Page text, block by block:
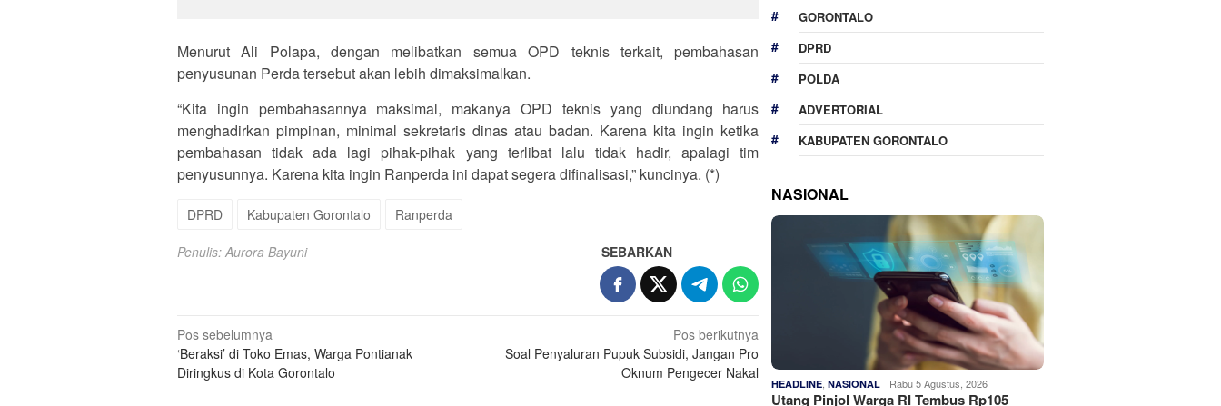
Menurut Ali Polapa, dengan melibatkan semua OPD teknis terkait, pembahasan
penyusunan Perda tersebut akan lebih dimaksimalkan.
“Kita ingin pembahasannya maksimal, makanya OPD teknis yang diundang harus
menghadirkan pimpinan, minimal sekretaris dinas atau badan. Karena kita ingin ketika
pembahasan tidak ada lagi pihak-pihak yang terlibat lalu tidak hadir, apalagi tim
penyusunnya. Karena kita ingin Ranperda ini dapat segera difinalisasi,” kuncinya. (*)
DPRD Kabupaten Gorontalo Ranperda
Penulis: Aurora Bayuni SEBARKAN
Navigasi
pos
Pos sebelumnya
‘Beraksi’ di Toko Emas, Warga Pontianak
Diringkus di Kota Gorontalo
Pos berikutnya
Soal Penyaluran Pupuk Subsidi, Jangan Pro
Oknum Pengecer Nakal
GORONTALO
DPRD
POLDA
ADVERTORIAL
KABUPATEN GORONTALO
NASIONAL
HEADLINE ,NASIONAL Rabu 5 Agustus, 2026
Utang Pinjol Warga RI Tembus Rp105